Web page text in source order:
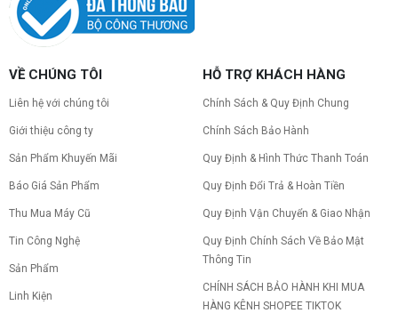
VỀ CHÚNG TÔI
Liên hệ với chúng tôi
Giới thiệu công ty
Sản Phẩm Khuyến Mãi
Báo Giá Sản Phẩm
Thu Mua Máy Cũ
Tin Công Nghệ
Sản Phẩm
Linh Kiện
HỖ TRỢ KHÁCH HÀNG
Chính Sách & Quy Định Chung
Chính Sách Bảo Hành
Quy Định & Hình Thức Thanh Toán
Quy Định Đổi Trả & Hoàn Tiền
Quy Định Vận Chuyển & Giao Nhận
Quy Định Chính Sách Về Bảo Mật
Thông Tin
CHÍNH SÁCH BẢO HÀNH KHI MUA
HÀNG KÊNH SHOPEE TIKTOK